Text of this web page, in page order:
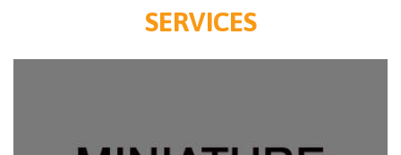
SERVICES